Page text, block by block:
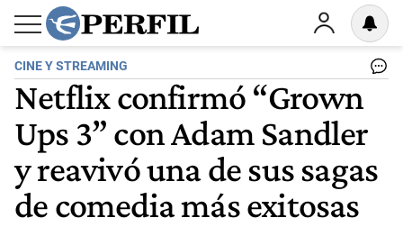
CINE Y STREAMING
Netflix confirmó “Grown
Ups 3” con Adam Sandler
y reavivó una de sus sagas
de comedia más exitosas